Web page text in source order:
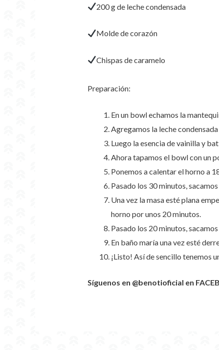
200 g de leche condensada
Molde de corazón
Chispas de caramelo
Preparación:
En un bowl echamos la
Agregamos la leche
Luego la esencia de vainilla y
Ahora tapamos el bowl con un
Ponemos a calentar el horno a
Pasado los 30 minutos,
Una vez la masa esté plana
horno por unos 20 minutos.
Pasado los 20 minutos,
En baño maría una vez esté
¡Listo! Así de sencillo tenemos
Síguenos en @benotioficial en